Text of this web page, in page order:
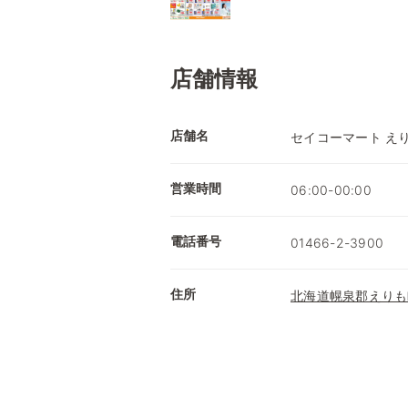
店舗情報
店舗名 セイコーマート え
営業時間 06:00-00:00
電話番号 01466-2-3900
住所 北海道幌泉郡えり